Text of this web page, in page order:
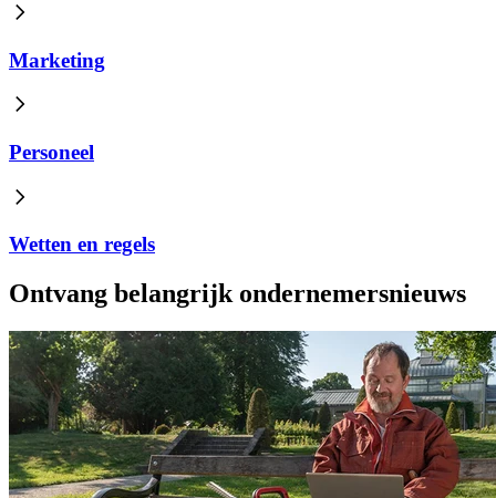
Marketing
Personeel
Wetten en regels
Ontvang belangrijk ondernemersnieuws